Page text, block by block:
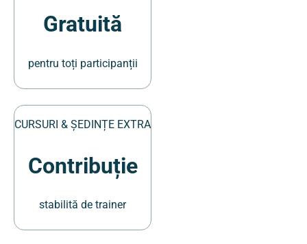
Gratuită
pentru toți participanții
CURSURI & ȘEDINȚE EXTRA
Contribuție
stabilită de trainer